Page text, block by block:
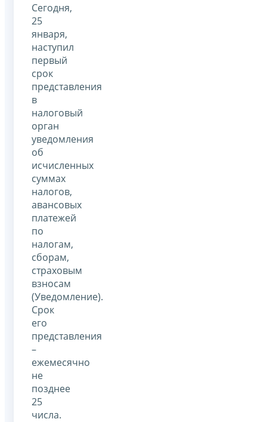
Сегодня,
25
января,
наступил
первый
срок
представления
в
налоговый
орган
уведомления
об
исчисленных
суммах
налогов,
авансовых
платежей
по
налогам,
сборам,
страховым
взносам
(Уведомление).
Срок
его
представления
–
ежемесячно
не
позднее
25
числа.